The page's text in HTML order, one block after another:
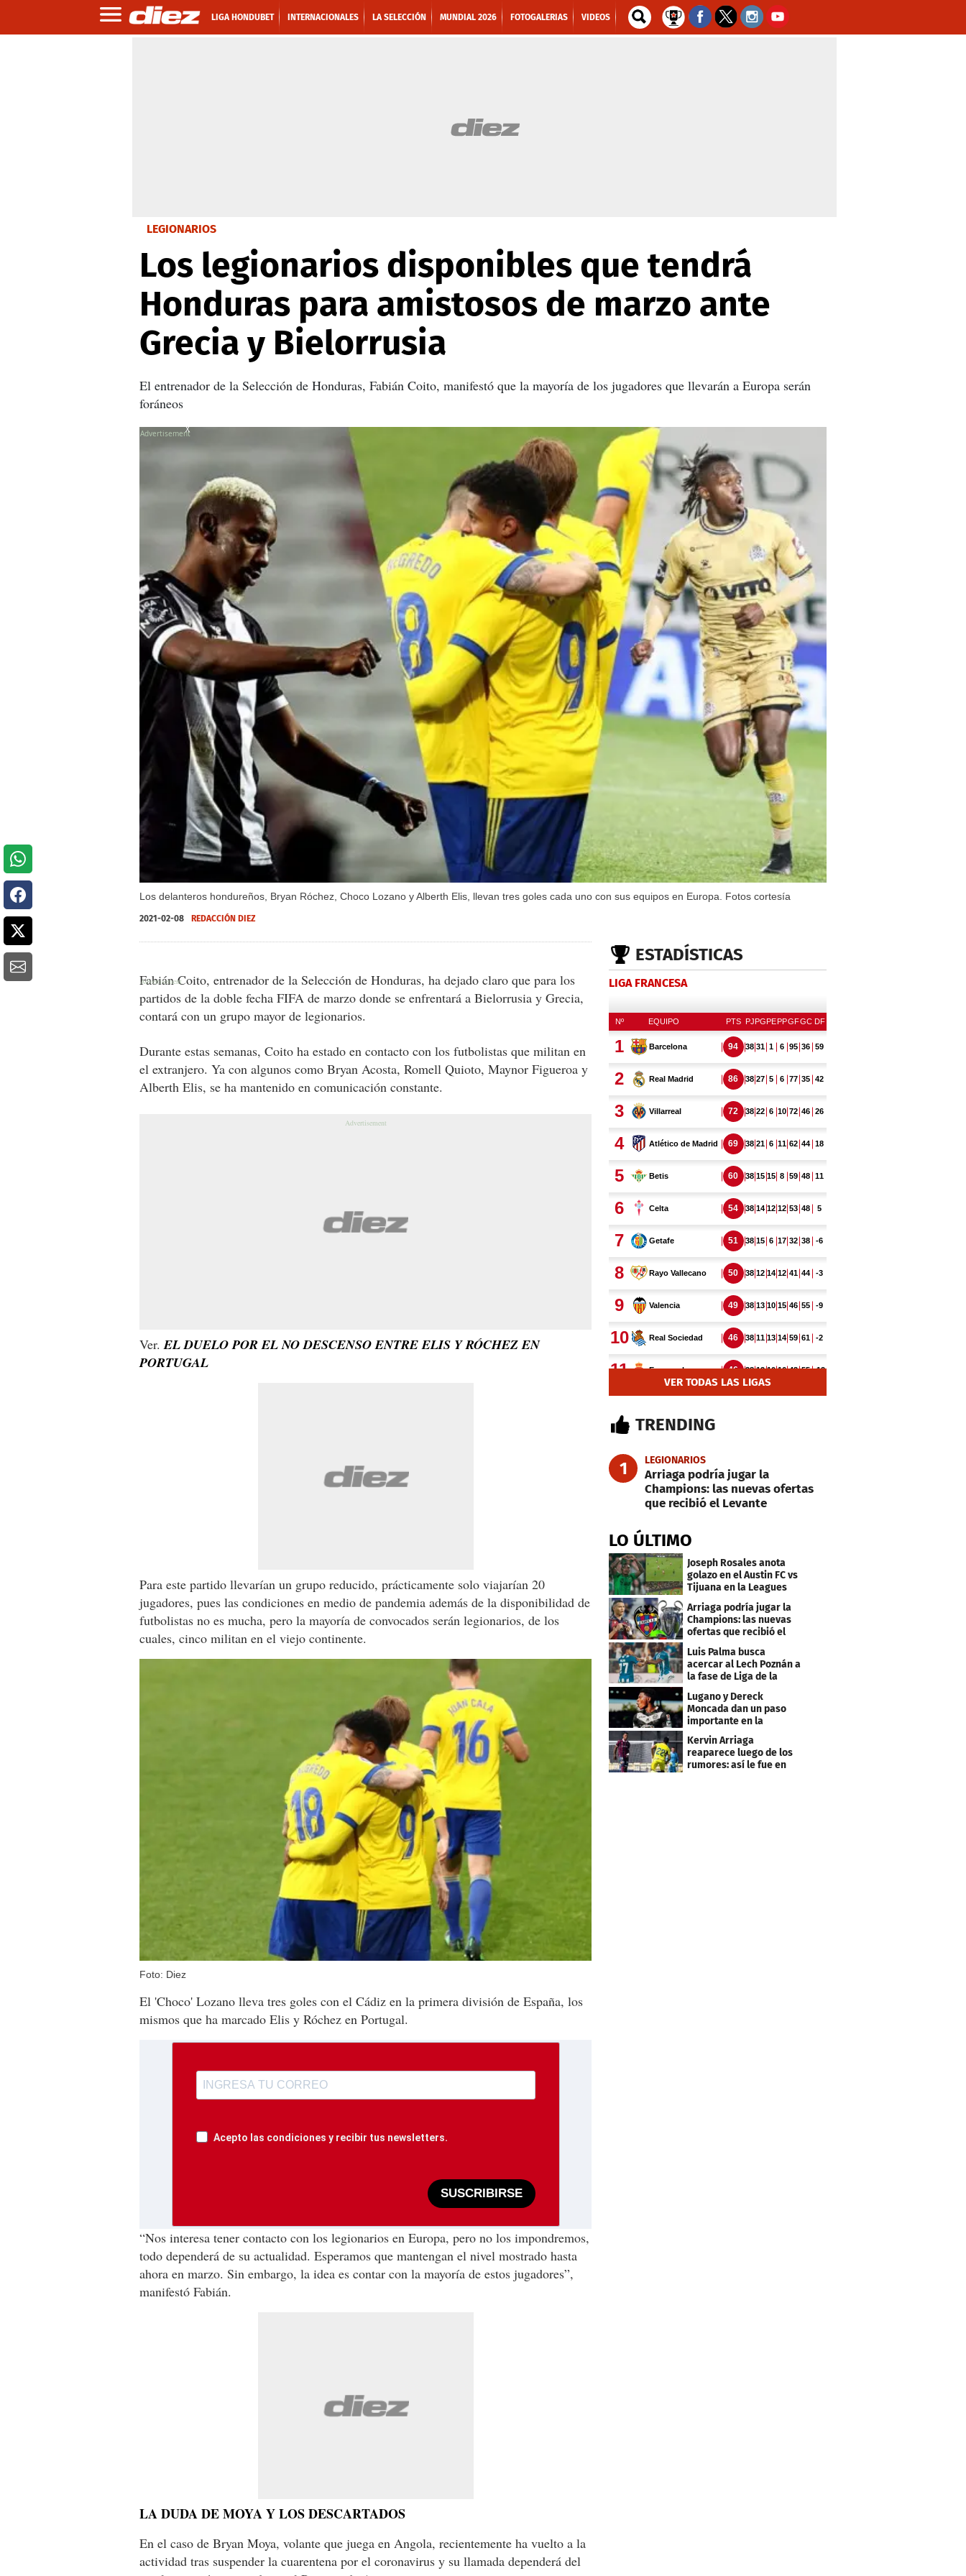
LIGA HONDUBET INTERNACIONALES LA SELECCIÓN MUNDIAL 2026 FOTOGALERIAS VIDEOS
LEGIONARIOS
Los legionarios disponibles que tendrá
Honduras para amistosos de marzo ante
Grecia y Bielorrusia
El entrenador de la Selección de Honduras, Fabián Coito, manifestó que la mayoría de los jugadores que llevarán a Europa serán
foráneos
Los delanteros hondureños, Bryan Róchez, Choco Lozano y Alberth Elis, llevan tres goles cada uno con sus equipos en Europa. Fotos cortesía
X
X
2021-02-08 REDACCIÓN DIEZ
Fabián Coito, entrenador de la Selección de Honduras, ha dejado claro que para los
partidos de la doble fecha FIFA de marzo donde se enfrentará a Bielorrusia y Grecia,
contará con un grupo mayor de legionarios.
Durante estas semanas, Coito ha estado en contacto con los futbolistas que militan en
el extranjero. Ya con algunos como Bryan Acosta, Romell Quioto, Maynor Figueroa y
Alberth Elis, se ha mantenido en comunicación constante.
Ver.EL DUELO POR EL NO DESCENSO ENTRE ELIS Y RÓCHEZ EN
PORTUGAL
Para este partido llevarían un grupo reducido, prácticamente solo viajarían 20
jugadores, pues las condiciones en medio de pandemia además de la disponibilidad de
futbolistas no es mucha, pero la mayoría de convocados serán legionarios, de los
cuales, cinco militan en el viejo continente.
Foto: Diez
El 'Choco' Lozano lleva tres goles con el Cádiz en la primera división de España, los
mismos que ha marcado Elis y Róchez en Portugal.
Acepto las condiciones y recibir tus newsletters.
SUSCRIBIRSE
“Nos interesa tener contacto con los legionarios en Europa, pero no los impondremos,
todo dependerá de su actualidad. Esperamos que mantengan el nivel mostrado hasta
ahora en marzo. Sin embargo, la idea es contar con la mayoría de estos jugadores”,
manifestó Fabián.
LA DUDA DE MOYA Y LOS DESCARTADOS
En el caso de Bryan Moya, volante que juega en Angola, recientemente ha vuelto a la
actividad tras suspender la cuarentena por el coronavirus y su llamada dependerá del
ESTADÍSTICAS
LIGA FRANCESA
VER TODAS LAS LIGAS
TRENDING
1 LEGIONARIOS
Arriaga podría jugar la
Champions: las nuevas ofertas
que recibió el Levante
LO ÚLTIMO
Joseph Rosales anota
golazo en el Austin FC vs
Tijuana en la Leagues
Cup
Arriaga podría jugar la
Champions: las nuevas
ofertas que recibió el
Levante
Luis Palma busca
acercar al Lech Poznán a
la fase de Liga de la
Lugano y Dereck
Moncada dan un paso
importante en la
Conference League
Kervin Arriaga
reaparece luego de los
rumores: así le fue en